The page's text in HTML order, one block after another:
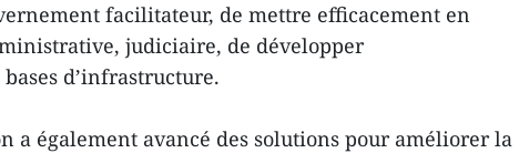
facilitateur, de mettre efficacement en
judiciaire, de développer
d’infrastructure.
a également avancé des solutions pour améliorer la